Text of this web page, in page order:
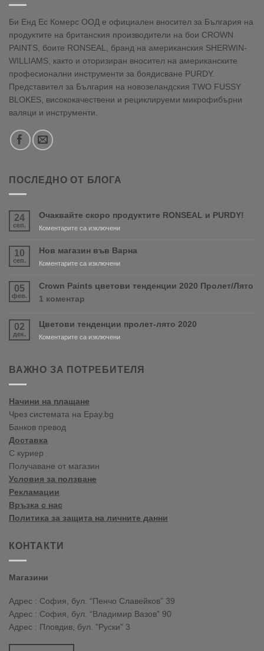
Би Енд Ес Комерс ООД е официален вносител за България на
продуктите на британския производители на бои CROWN
PAINTS, боите RONSEAL, бранд на американския SHERWIN-
WILLIAMS, както и оторизиран вносител на американските
професионални инструменти за боядисване PURDY.
Представител за България на новозеландския TWO FUSSY
BLOKES, висококачествени и рециклируеми микрофибърни
валяци и инструменти.
ПОСЛЕДНО ОТ БЛОГА
24
сеп.
Очаквайте скоро продуктите RONSEAL и PURDY!
Коментарите са изключениза
скоро
RONSEAL
PURDY!
10
сеп.
Нов магазин във Варна
Коментарите са изключениза
магазин
05
фев.
Crown Paints цветови тенденции 2020 Пролет/Лято
1 коментар
цветови
тенденции
Лято
02
дек.
Цветови тенденции пролет-лято 2020
Коментарите са изключениза
пролет-
ВАЖНО ЗА ПОТРЕБИТЕЛЯ
Начини на плащане
Чрез системата на Epay.bg
Банков превод
Доставка
С куриер
Получаване от магазин
Условия за ползване
Рекламации
Връзка с нас
Политика за защита на личните данни
КОНТАКТИ
Магазини
Адрес : София, бул. “Пенчо Славейков” 39
Адрес : София, бул. “Владимир Вазов” 90
Адрес : Пловдив, бул. "Руски" 3